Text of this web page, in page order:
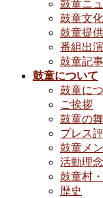
鼓童ニ
鼓童文
鼓童提
番組出
鼓童記
鼓童について
鼓童に
ご挨拶
鼓童の
プレス評
鼓童メ
活動理念
鼓童村
歴史